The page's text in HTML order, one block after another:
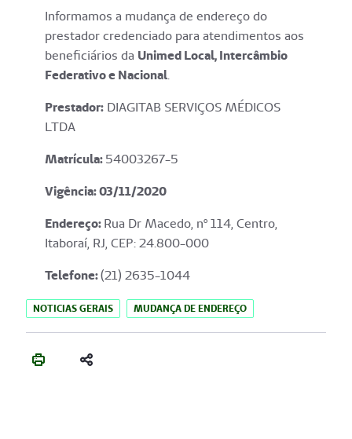
Informamos a mudança de endereço do
prestador credenciado para atendimentos aos
beneficiários da Unimed Local, Intercâmbio
Federativo e Nacional.
Prestador: DIAGITAB SERVIÇOS MÉDICOS
LTDA
Matrícula:54003267-5
Vigência: 03/11/2020
Endereço:Rua Dr Macedo, nº 114, Centro,
Itaboraí, RJ, CEP: 24.800-000
Telefone:(21) 2635-1044
NOTICIAS GERAIS MUDANÇA DE ENDEREÇO